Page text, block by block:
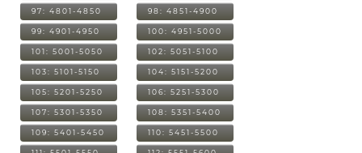
97: 4801-4850 98: 4851-4900
99: 4901-4950 100: 4951-5000
101: 5001-5050 102: 5051-5100
103: 5101-5150 104: 5151-5200
105: 5201-5250 106: 5251-5300
107: 5301-5350 108: 5351-5400
109: 5401-5450 110: 5451-5500